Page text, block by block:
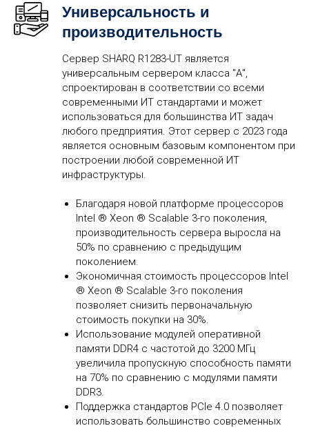
Универсальность и
производительность
Сервер SHARQ R1283-UT является
универсальным сервером класса "А",
спроектирован в соответствии со всеми
современными ИТ стандартами и может
использоваться для большинства ИТ задач
любого предприятия. Этот сервер с 2023 года
является основным базовым компонентом при
построении любой современной ИТ
инфраструктуры.
Благодаря новой платформе процессоров
Intel ® Xeon ® Scalable 3-го поколения,
производительность сервера выросла на
50% по сравнению с предыдущим
поколением.
Экономичная стоимость процессоров Intel
® Xeon ® Scalable 3-го поколения
позволяет снизить первоначальную
стоимость покупки на 30%.
Использование модулей оперативной
памяти DDR4 с частотой до 3200 МГц
увеличила пропускную способность памяти
на 70% по сравнению с модулями памяти
DDR3.
Поддержка стандартов PCIe 4.0 позволяет
использовать большинство современных